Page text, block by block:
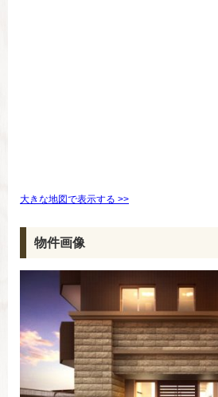
大きな地図で表示する >>
物件画像